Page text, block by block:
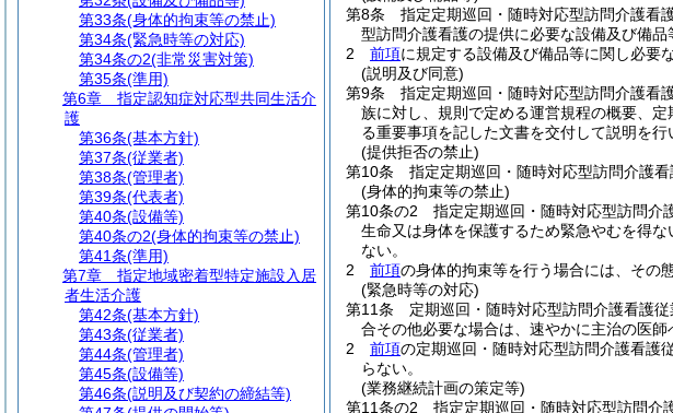
第8条
指定定期巡回・随時対応型訪問介護看
型訪問介護看護の提供に必要な設備及び備品
2
前項に規定する設備及び備品等に関し必要
(説明及び同意)
第9条
指定定期巡回・随時対応型訪問介護看
族に対し、規則で定める運営規程の概要、
る重要事項を記した文書を交付して説明を
(提供拒否の禁止)
第10条
指定定期巡回・随時対応型訪問介護
(身体的拘束等の禁止)
第10条の2
指定定期巡回・随時対応型訪問介
生命又は身体を保護するため緊急やむを得
ない。
2
前項の身体的拘束等を行う場合には、その
(緊急時等の対応)
第11条
定期巡回・随時対応型訪問介護看護
合その他必要な場合は、速やかに主治の医
2
前項の定期巡回・随時対応型訪問介護看護
らない。
(業務継続計画の策定等)
第11条の2
指定定期巡回・随時対応型訪問介
第33条(身体的拘束等の禁止)
第34条(緊急時等の対応)
第34条の2(非常災害対策)
第35条(準用)
第6章
指定認知症対応型共同生活介
護
第36条(基本方針)
第37条(従業者)
第38条(管理者)
第39条(代表者)
第40条(設備等)
第40条の2(身体的拘束等の禁止)
第41条(準用)
第7章
指定地域密着型特定施設入居
者生活介護
第42条(基本方針)
第43条(従業者)
第44条(管理者)
第45条(設備等)
第46条(説明及び契約の締結等)